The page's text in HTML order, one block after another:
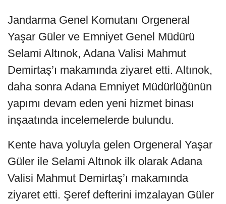
Jandarma Genel Komutanı Orgeneral
Yaşar Güler ve Emniyet Genel Müdürü
Selami Altınok, Adana Valisi Mahmut
Demirtaş’ı makamında ziyaret etti. Altınok,
daha sonra Adana Emniyet Müdürlüğünün
yapımı devam eden yeni hizmet binası
inşaatında incelemelerde bulundu.
Kente hava yoluyla gelen Orgeneral Yaşar
Güler ile Selami Altınok ilk olarak Adana
Valisi Mahmut Demirtaş’ı makamında
ziyaret etti. Şeref defterini imzalayan Güler